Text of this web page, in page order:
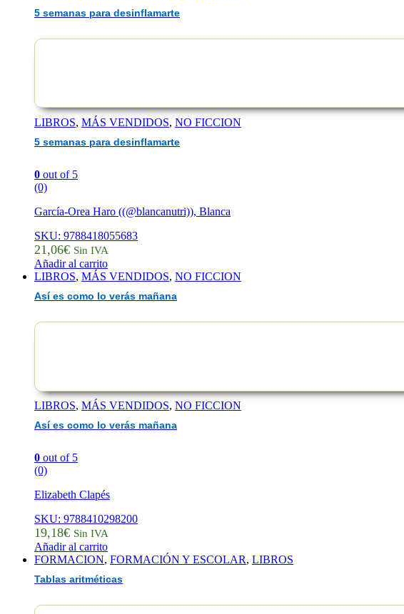
5 semanas para desinflamarte
LIBROS, MÁS VENDIDOS, NO FICCION
5 semanas para desinflamarte
0 out of 5
(0)
García-Orea Haro ((@blancanutri)), Blanca
SKU: 9788418055683
21,06€ Sin IVA
Añadir al carrito
LIBROS, MÁS VENDIDOS, NO FICCION
Así es como lo verás mañana
LIBROS, MÁS VENDIDOS, NO FICCION
Así es como lo verás mañana
0 out of 5
(0)
Elizabeth Clapés
SKU: 9788410298200
19,18€ Sin IVA
Añadir al carrito
FORMACION, FORMACIÓN Y ESCOLAR, LIBROS
Tablas aritméticas